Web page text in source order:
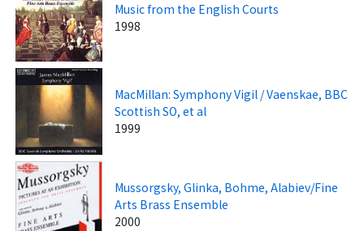
Music from the English Courts
1998
MacMillan: Symphony Vigil / Vaenskae, BBC
Scottish SO, et al
1999
Mussorgsky, Glinka, Bohme, Alabiev/Fine
Arts Brass Ensemble
2000